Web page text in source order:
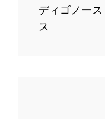
ディゴノー
ス